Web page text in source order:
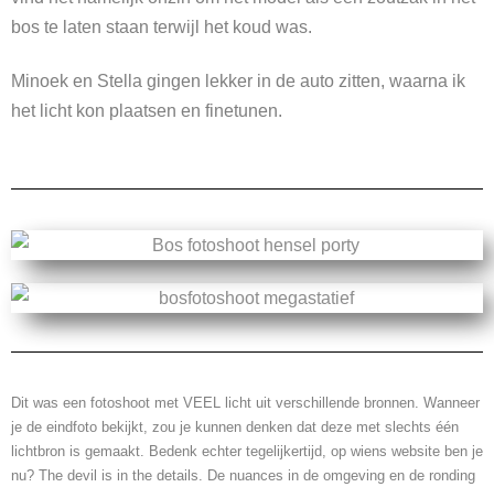
bos te laten staan terwijl het koud was.
Minoek en Stella gingen lekker in de auto zitten, waarna ik
het licht kon plaatsen en finetunen.
Dit was een fotoshoot met VEEL licht uit verschillende bronnen. Wanneer
je de eindfoto bekijkt, zou je kunnen denken dat deze met slechts één
lichtbron is gemaakt. Bedenk echter tegelijkertijd, op wiens website ben je
nu? The devil is in the details. De nuances in de omgeving en de ronding